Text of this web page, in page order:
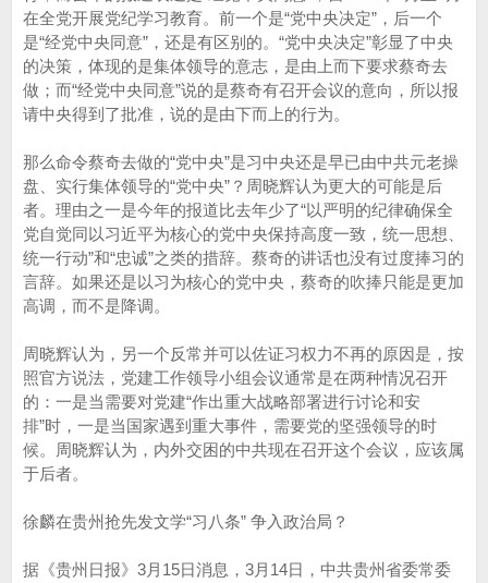
在全党开展党纪学习教育。前一个是“党中央决定”，后一个
是“经党中央同意”，还是有区别的。“党中央决定”彰显了中央
的决策，体现的是集体领导的意志，是由上而下要求蔡奇去
做；而“经党中央同意”说的是蔡奇有召开会议的意向，所以报
请中央得到了批准，说的是由下而上的行为。
那么命令蔡奇去做的“党中央”是习中央还是早已由中共元老操
盘、实行集体领导的“党中央”？周晓辉认为更大的可能是后
者。理由之一是今年的报道比去年少了“以严明的纪律确保全
党自觉同以习近平为核心的党中央保持高度一致，统一思想、
统一行动”和“忠诚”之类的措辞。蔡奇的讲话也没有过度捧习的
言辞。如果还是以习为核心的党中央，蔡奇的吹捧只能是更加
高调，而不是降调。
周晓辉认为，另一个反常并可以佐证习权力不再的原因是，按
照官方说法，党建工作领导小组会议通常是在两种情况召开
的：一是当需要对党建“作出重大战略部署进行讨论和安
排”时，一是当国家遇到重大事件，需要党的坚强领导的时
候。周晓辉认为，内外交困的中共现在召开这个会议，应该属
于后者。
徐麟在贵州抢先发文学“习八条” 争入政治局？
据《贵州日报》3月15日消息，3月14日，中共贵州省委常委